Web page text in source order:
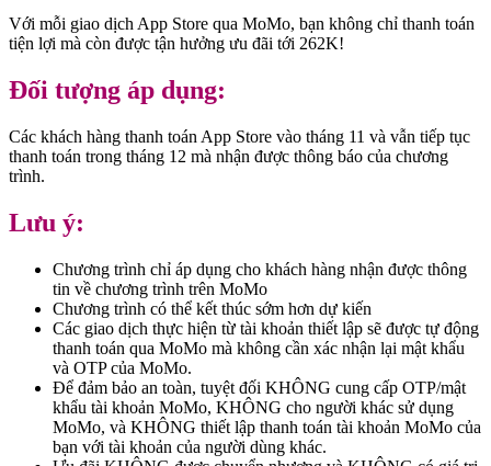
Với mỗi giao dịch App Store qua MoMo, bạn không chỉ thanh toán
tiện lợi mà còn được tận hưởng ưu đãi tới 262K!
Đối tượng áp dụng:
Các khách hàng thanh toán App Store vào tháng 11 và vẫn tiếp tục
thanh toán trong tháng 12 mà nhận được thông báo của chương
trình.
Lưu ý:
Chương trình chỉ áp dụng cho khách hàng nhận được thông
tin về chương trình trên MoMo
Chương trình có thể kết thúc sớm hơn dự kiến
Các giao dịch thực hiện từ tài khoản thiết lập sẽ được tự động
thanh toán qua MoMo mà không cần xác nhận lại mật khẩu
và OTP của MoMo.
Để đảm bảo an toàn, tuyệt đối KHÔNG cung cấp OTP/mật
khẩu tài khoản MoMo, KHÔNG cho người khác sử dụng
MoMo, và KHÔNG thiết lập thanh toán tài khoản MoMo của
bạn với tài khoản của người dùng khác.